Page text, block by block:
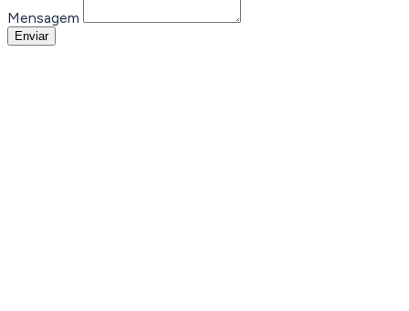
Mensagem
Enviar